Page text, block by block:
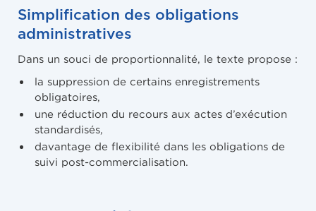
Simplification des obligations
administratives
Dans un souci de proportionnalité, le texte propose :
la suppression de certains enregistrements
obligatoires,
une réduction du recours aux actes d’exécution
standardisés,
davantage de flexibilité dans les obligations de
suivi post-commercialisation.